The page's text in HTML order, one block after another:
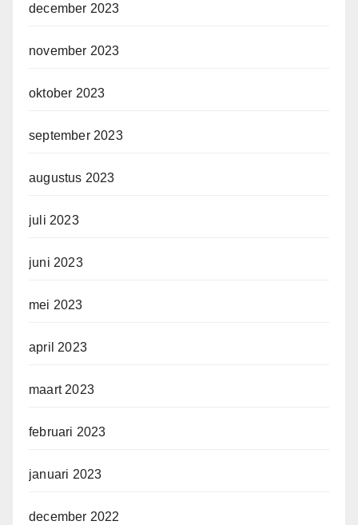
december 2023
november 2023
oktober 2023
september 2023
augustus 2023
juli 2023
juni 2023
mei 2023
april 2023
maart 2023
februari 2023
januari 2023
december 2022